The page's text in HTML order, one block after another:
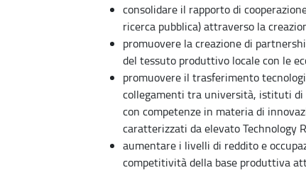
consolidare il rapporto di
ricerca pubblica) attraverso la
promuovere la creazione di
del tessuto produttivo locale con le
promuovere il trasferimento
collegamenti tra università, istituti di
con competenze in materia di
caratterizzati da elevato Technology
aumentare i livelli di reddito e
competitività della base produttiva